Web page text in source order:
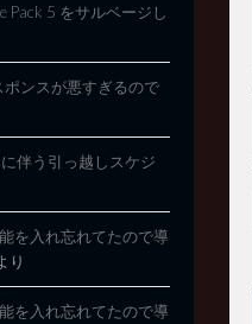
Pack 5 をサルベージし
ンスが悪すぎるので
伴う引っ越しスケジ
を入れ忘れてたので導
り
を入れ忘れてたので導